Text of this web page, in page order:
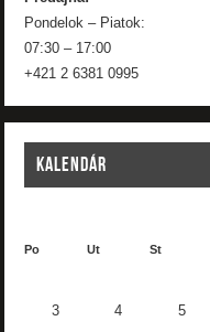
Pondelok – Piatok:
07:30 – 17:00
+421 2 6381 0995
KALENDÁR
Po Ut St
3 4 5